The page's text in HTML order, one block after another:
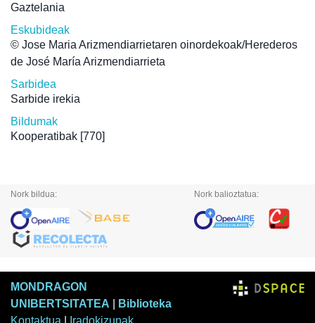
Gaztelania
Eskubideak
© Jose Maria Arizmendiarrietaren oinordekoak/Herederos
de José María Arizmendiarrieta
Sarbidea
Sarbide irekia
Bildumak
Kooperatibak [770]
Nork bildua: Nork balioztatua:
MONDRAGON
UNIBERTSITATEA
Biblioteka